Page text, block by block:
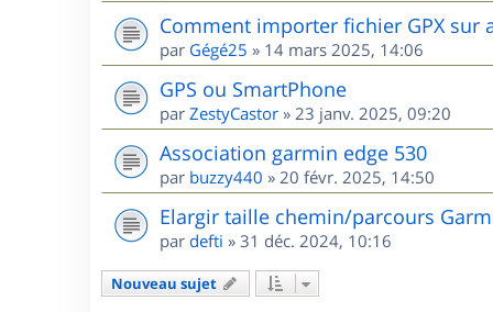
Comment importer fichier GPX sur
par Gégé25 » 14 mars 2025, 14:06
GPS ou SmartPhone
par ZestyCastor » 23 janv. 2025, 09:20
Association garmin edge 530
par buzzy440 » 20 févr. 2025, 14:50
Elargir taille chemin/parcours
par defti » 31 déc. 2024, 10:16
Nouveau sujet